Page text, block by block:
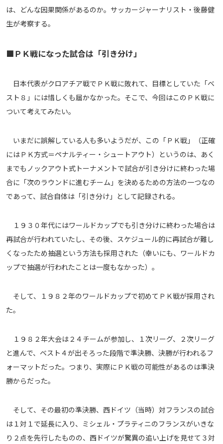
TV
メディアアライアンス
ご利用にあたって
プライバシーポリシー
© AbemaTV. Inc. All Rights Reserved.
は、どんな因果関係があるのか。サッカージャーナリスト・後藤健
生が考察する。
■ＰＫ戦になった試合は「引き分け」
日本代表がクロアチア戦でＰＫ戦に敗れて、目標としていた「ベ
スト８」には惜しくも届かなかった。そこで、今回はこのＰＫ戦に
ついて考えてみたい。
いまだに誤解している人も多いようだが、この「ＰＫ戦」（正確
にはＰＫ方式＝ペナルティー・シュートアウト）というのは、あく
までもノックアウト式トーナメントで試合が引き分けに終わった場
合に「次のラウンドに進むチーム」を決めるための方法の一つなの
であって、試合自体は「引き分け」として記録される。
１９３０年代にはワールドカップでも引き分けに終わった場合は
再試合が行われていたし、その後、スケジュール的に再試合が難し
くなったため抽選という方法も採用された（幸いにも、ワールドカ
ップで抽選が行われたことは一度もなかった）。
そして、１９８２年のワールドカップで初めてＰＫ戦が採用され
た。
１９８２年大会は２４チームが参加し、１次リーグ、２次リーグ
と進んで、ベスト４が出そろった段階で準決勝、決勝が行われるフ
ォーマットだった。つまり、実際にＰＫ戦の可能性があるのは準決
勝からだった。
そして、その最初の準決勝、西ドイツ（当時）対フランスの試合
は１対１で延長に入り、ミシェル・プラティニのフランスがいきな
り２点を先行したものの、西ドイツが驚異の追い上げを見せて３対